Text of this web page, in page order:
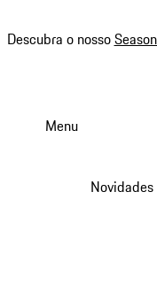
Descubra o nosso
conteúdoMenu
Novidades